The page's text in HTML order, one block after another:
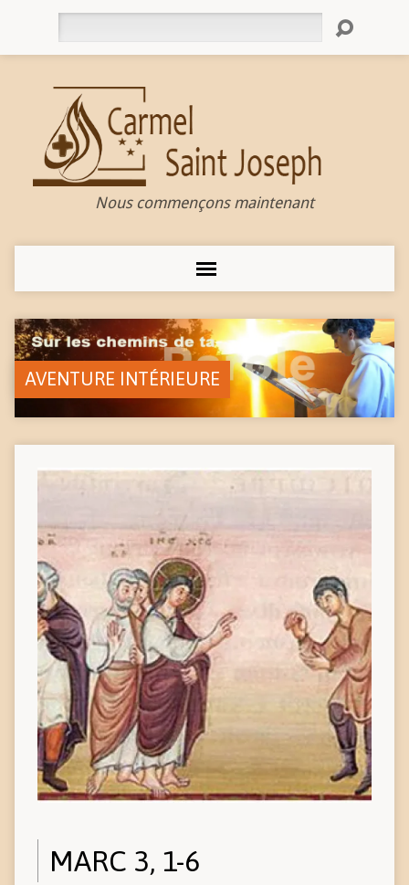
Nous commençons maintenant
AVENTURE INTÉRIEURE
MARC 3, 1-6